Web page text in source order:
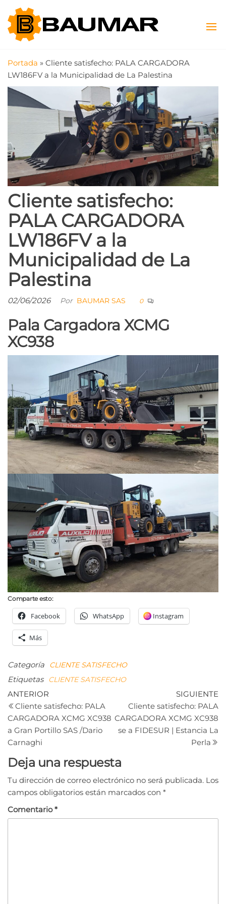
Saltar
contenido
Portada » Cliente satisfecho: PALA CARGADORA
LW186FV a la Municipalidad de La Palestina
Cliente satisfecho:
PALA CARGADORA
LW186FV a la
Municipalidad de La
Palestina
02/06/2026 Por BAUMAR SAS 0
Pala Cargadora XCMG
XC938
Comparte esto:
Facebook WhatsApp Instagram
Más
Categoría CLIENTE SATISFECHO
Etiquetas CLIENTE SATISFECHO
Navegación
de
entradas
Entrada
anterior
ANTERIOR
Cliente satisfecho: PALA
CARGADORA XCMG XC938
a Gran Portillo SAS /Dario
Carnaghi
SIGUIENTE
Cliente satisfecho: PALA
CARGADORA XCMG XC938
se a FIDESUR | Estancia La
Perla
Deja una respuesta
Tu dirección de correo electrónico no será publicada. Los
campos obligatorios están marcados con *
Comentario*